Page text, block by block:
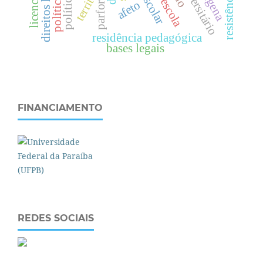
residência pedagógica
d
i
r
e
i
t
o
s
h
u
m
a
n
o
s parfor
bases legais
afeto resistências
FINANCIAMENTO
REDES SOCIAIS